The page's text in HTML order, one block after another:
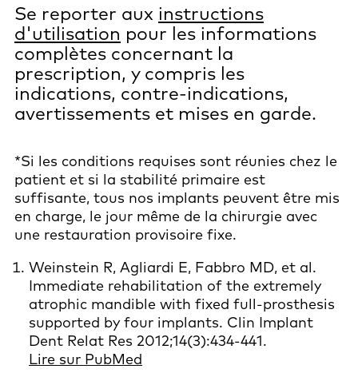
Se reporter aux instructions
d'utilisation pour les informations
complètes concernant la
prescription, y compris les
indications, contre-indications,
avertissements et mises en garde.
*Si les conditions requises sont réunies chez le
patient et si la stabilité primaire est
suffisante, tous nos implants peuvent être mis
en charge, le jour même de la chirurgie avec
une restauration provisoire fixe.
Weinstein R, Agliardi E, Fabbro MD, et al.
Immediate rehabilitation of the extremely
atrophic mandible with fixed full-prosthesis
supported by four implants. Clin Implant
Dent Relat Res 2012;14(3):434-441.
Lire sur PubMed